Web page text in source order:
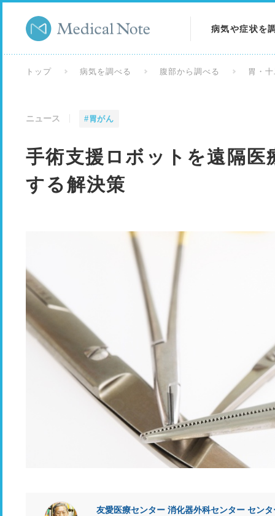
病気や症状を
トップ 病気を調べる 腹部から調べる 胃・
ニュース #胃がん
手術支援ロボットを遠隔医
する解決策
友愛医療センター 消化器外科センター センタ